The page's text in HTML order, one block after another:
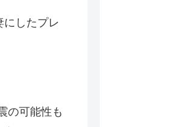
にしたプレ
の可能性も